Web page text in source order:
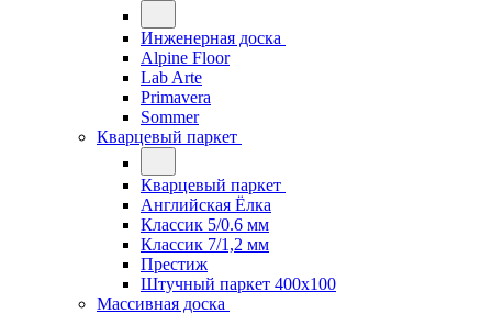
Инженерная доска
Alpine Floor
Lab Arte
Primavera
Sommer
Кварцевый паркет
Кварцевый паркет
Английская Ёлка
Классик 5/0.6 мм
Классик 7/1,2 мм
Престиж
Штучный паркет 400x100
Массивная доска